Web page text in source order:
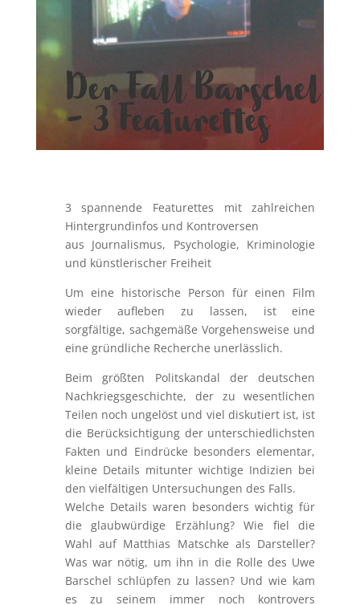
Der Fall Barschel
– 3 Featurettes
3 spannende Featurettes mit zahlreichen
Hintergrundinfos und Kontroversen
aus Journalismus, Psychologie, Kriminologie
und künstlerischer Freiheit
Um eine historische Person für einen Film
wieder aufleben zu lassen, ist eine
sorgfältige, sachgemäße Vorgehensweise und
eine gründliche Recherche unerlässlich.
Beim größten Politskandal der deutschen
Nachkriegsgeschichte, der zu wesentlichen
Teilen noch ungelöst und viel diskutiert ist, ist
die Berücksichtigung der unterschiedlichsten
Fakten und Eindrücke besonders elementar,
kleine Details mitunter wichtige Indizien bei
den vielfältigen Untersuchungen des Falls.
Welche Details waren besonders wichtig für
die glaubwürdige Erzählung? Wie fiel die
Wahl auf Matthias Matschke als Darsteller?
Was war nötig, um ihn in die Rolle des Uwe
Barschel schlüpfen zu lassen? Und wie kam
es zu seinem immer noch kontrovers